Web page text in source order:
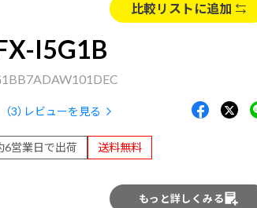
比較リストに追加
I5G1B
（3）レビューを見る
6営業日で出荷 送料無料
もっと詳しくみる